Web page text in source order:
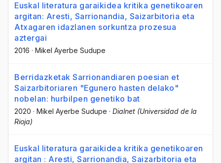
Euskal literatura garaikidea kritika genetikoaren
argitan: Aresti, Sarrionandia, Saizarbitoria eta
Atxagaren idazlanen sorkuntza prozesua
aztergai
2016 · Mikel Ayerbe Sudupe
Berridazketak Sarrionandiaren poesian et
Saizarbitoriaren "Egunero hasten delako"
nobelan: hurbilpen genetiko bat
2020 · Mikel Ayerbe Sudupe · Dialnet (Universidad de la
Rioja)
Euskal literatura garaikidea kritika genetikoaren
argitan : Aresti, Sarrionandia, Saizarbitoria eta